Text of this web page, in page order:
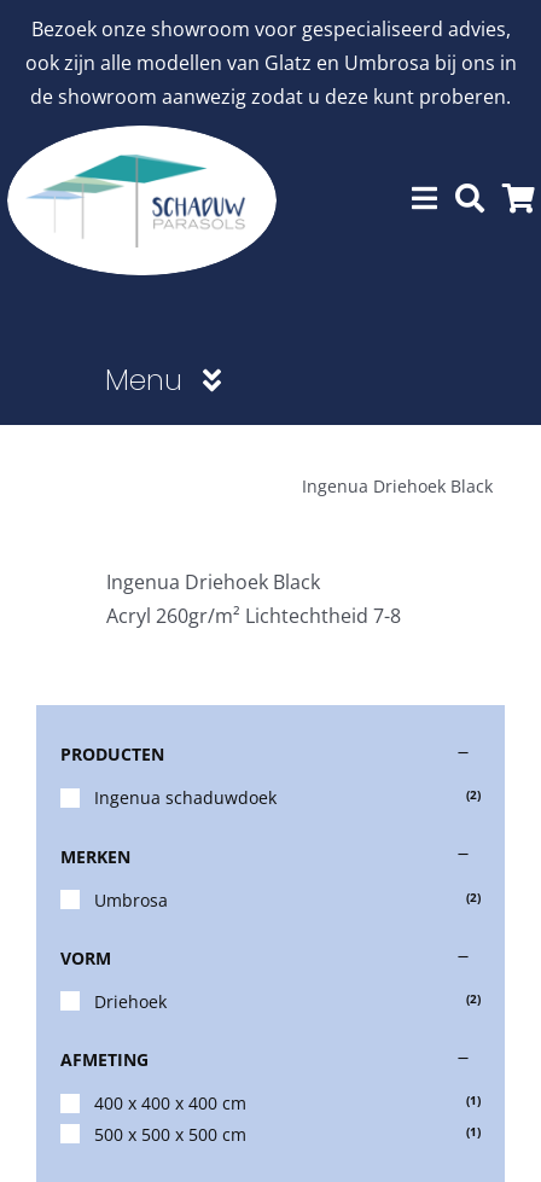
Bezoek onze showroom voor gespecialiseerd advies,
ook zijn alle modellen van Glatz en Umbrosa bij ons in
de showroom aanwezig zodat u deze kunt proberen.
inhoud
Menu
Stokparasols
Horeca parasols
Snel leverbaar
Ingenua Driehoek Black
Ingenua Driehoek Black
Acryl 260gr/m² Lichtechtheid 7-8
PRODUCTEN
Ingenua schaduwdoek
(2)
MERKEN
Umbrosa
(2)
VORM
Driehoek
(2)
AFMETING
400 x 400 x 400 cm
(1)
500 x 500 x 500 cm (1)